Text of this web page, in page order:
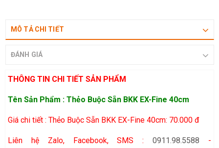
MÔ TẢ CHI TIẾT
ĐÁNH GIÁ
THÔNG TIN CHI TIẾT SẢN PHẨM
Tên Sản Phẩm : Thẻo Buộc Sẵn BKK EX-Fine 40cm
Giá chi tiết : Thẻo Buộc Sẵn BKK EX-Fine 40cm: 70.000 đ
Liên hệ Zalo, Facebook, SMS :0911.98.5588 -